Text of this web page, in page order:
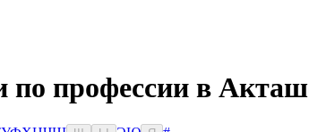
по профессии в